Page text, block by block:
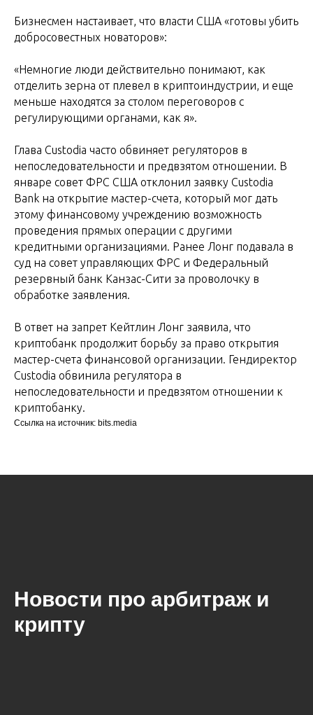
Бизнесмен настаивает, что власти США «готовы убить
добросовестных новаторов»:
«Немногие люди действительно понимают, как
отделить зерна от плевел в криптоиндустрии, и еще
меньше находятся за столом переговоров с
регулирующими органами, как я».
Глава Custodia часто обвиняет регуляторов в
непоследовательности и предвзятом отношении. В
январе совет ФРС США отклонил заявку Custodia
Bank на открытие мастер-счета, который мог дать
этому финансовому учреждению возможность
проведения прямых операции с другими
кредитными организациями. Ранее Лонг подавала в
суд на совет управляющих ФРС и Федеральный
резервный банк Канзас-Сити за проволочку в
обработке заявления.
В ответ на запрет Кейтлин Лонг заявила, что
криптобанк продолжит борьбу за право открытия
мастер-счета финансовой организации. Гендиректор
Custodia обвинила регулятора в
непоследовательности и предвзятом отношении к
криптобанку.
Ссылка на источник: bits.media
Новости про арбитраж и
крипту